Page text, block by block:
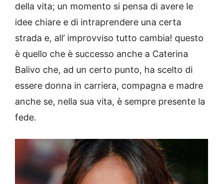
della vita; un momento si pensa di avere le
idee chiare e di intraprendere una certa
strada e, all’ improvviso tutto cambia! questo
è quello che è successo anche a Caterina
Balivo che, ad un certo punto, ha scelto di
essere donna in carriera, compagna e madre
anche se, nella sua vita, è sempre presente la
fede.